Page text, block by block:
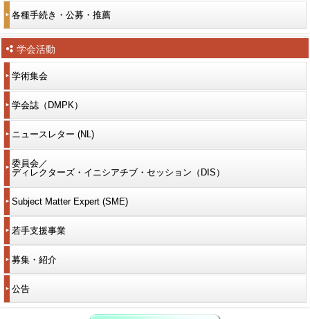
各種手続き・公募・推薦
学会活動
学術集会
学会誌（DMPK）
ニュースレター (NL)
委員会／
ディレクターズ・イニシアチブ・セッション（DIS）
Subject Matter Expert (SME)
若手支援事業
募集・紹介
公告